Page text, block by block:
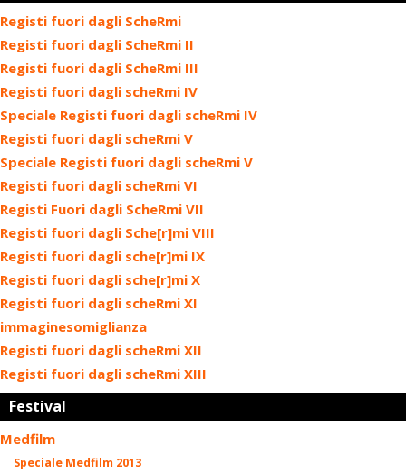
Registi fuori dagli ScheRmi
Registi fuori dagli ScheRmi II
Registi fuori dagli ScheRmi III
Registi fuori dagli scheRmi IV
Speciale Registi fuori dagli scheRmi IV
Registi fuori dagli scheRmi V
Speciale Registi fuori dagli scheRmi V
Registi fuori dagli scheRmi VI
Registi Fuori dagli ScheRmi VII
Registi fuori dagli Sche[r]mi VIII
Registi fuori dagli sche[r]mi IX
Registi fuori dagli sche[r]mi X
Registi fuori dagli scheRmi XI
immaginesomiglianza
Registi fuori dagli scheRmi XII
Registi fuori dagli scheRmi XIII
Festival
Medfilm
Speciale Medfilm 2013